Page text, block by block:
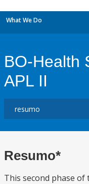
What We Do
BO-Health
APL II
Resumo*
This second phase of